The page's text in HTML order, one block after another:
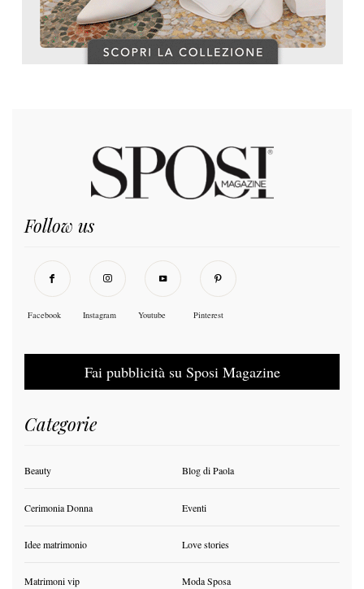
Follow us
Facebook Instagram Youtube Pinterest
Fai pubblicità su Sposi Magazine
Categorie
Beauty Blog di Paola
Cerimonia Donna Eventi
Idee matrimonio Love stories
Matrimoni vip Moda Sposa